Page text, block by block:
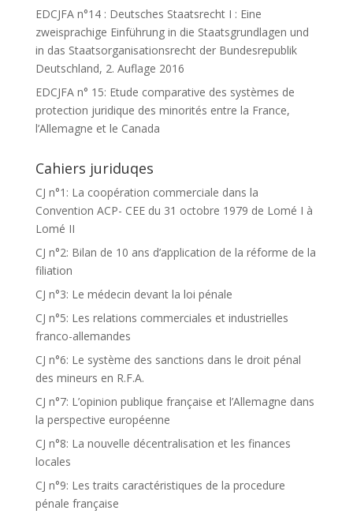
EDCJFA n°14 : Deutsches Staatsrecht I : Eine
zweisprachige Einführung in die Staatsgrundlagen und
in das Staatsorganisationsrecht der Bundesrepublik
Deutschland, 2. Auflage 2016
EDCJFA n° 15: Etude comparative des systèmes de
protection juridique des minorités entre la France,
l’Allemagne et le Canada
Cahiers juriduqes
CJ n°1: La coopération commerciale dans la
Convention ACP- CEE du 31 octobre 1979 de Lomé I à
Lomé II
CJ n°2: Bilan de 10 ans d’application de la réforme de la
filiation
CJ n°3: Le médecin devant la loi pénale
CJ n°5: Les relations commerciales et industrielles
franco-allemandes
CJ n°6: Le système des sanctions dans le droit pénal
des mineurs en R.F.A.
CJ n°7: L’opinion publique française et l’Allemagne dans
la perspective européenne
CJ n°8: La nouvelle décentralisation et les finances
locales
CJ n°9: Les traits caractéristiques de la procedure
pénale française